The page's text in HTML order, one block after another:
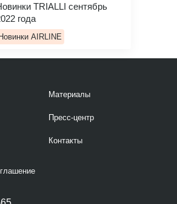
TRIALLI сентябрь
года
AIRLINE
Материалы
Пресс-центр
Контакты